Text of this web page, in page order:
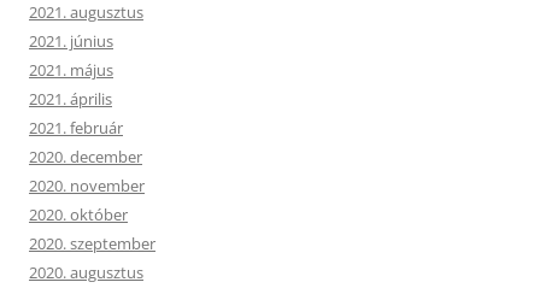
2021. augusztus
2021. június
2021. május
2021. április
2021. február
2020. december
2020. november
2020. október
2020. szeptember
2020. augusztus